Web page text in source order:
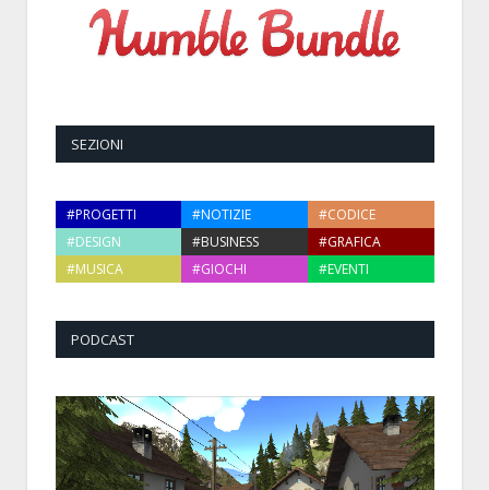
SEZIONI
#PROGETTI #NOTIZIE
#CODICE
#DESIGN
#BUSINESS
#GRAFICA
#MUSICA
#GIOCHI #EVENTI
PODCAST